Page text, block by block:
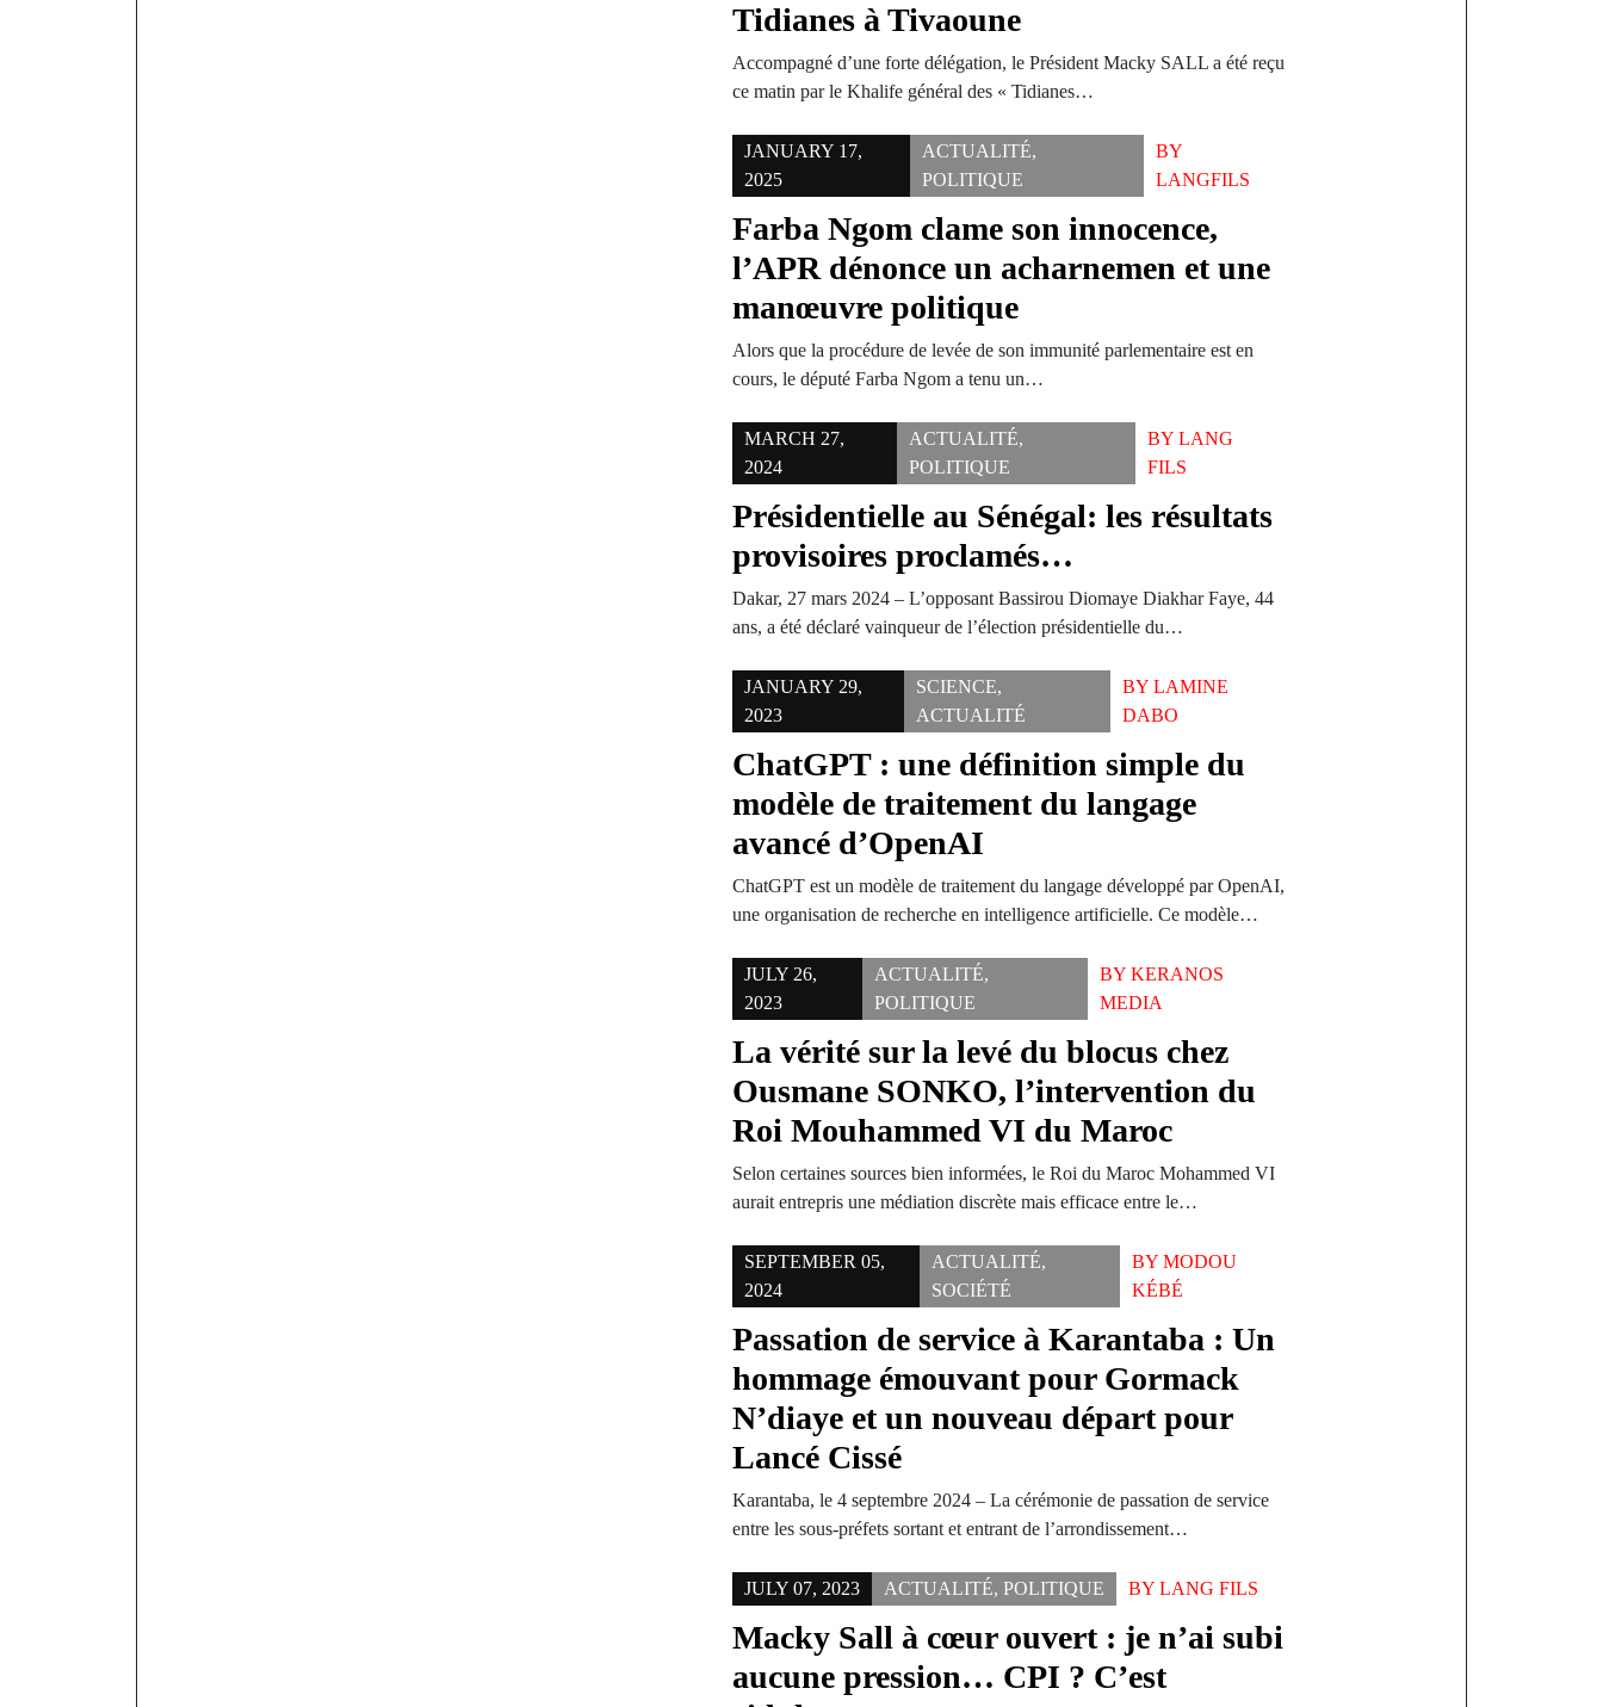
Tidianes à Tivaoune
Accompagné d’une forte délégation, le Président Macky SALL a été reçu
ce matin par le Khalife général des « Tidianes…
JANUARY 17,
2025
ACTUALITÉ,
POLITIQUE
BY
LANGFILS
Farba Ngom clame son innocence,
l’APR dénonce un acharnemen et une
manœuvre politique
Alors que la procédure de levée de son immunité parlementaire est en
cours, le député Farba Ngom a tenu un…
MARCH 27,
2024
ACTUALITÉ,
POLITIQUE
BYLANG
FILS
Présidentielle au Sénégal: les résultats
provisoires proclamés…
Dakar, 27 mars 2024 – L’opposant Bassirou Diomaye Diakhar Faye, 44
ans, a été déclaré vainqueur de l’élection présidentielle du…
JANUARY 29,
2023
SCIENCE,
ACTUALITÉ
BY LAMINE
DABO
ChatGPT : une définition simple du
modèle de traitement du langage
avancé d’OpenAI
ChatGPT est un modèle de traitement du langage développé par OpenAI,
une organisation de recherche en intelligence artificielle. Ce modèle…
JULY 26,
2023
ACTUALITÉ,
POLITIQUE
BY KERANOS
MEDIA
La vérité sur la levé du blocus chez
Ousmane SONKO, l’intervention du
Roi Mouhammed VI du Maroc
Selon certaines sources bien informées, le Roi du Maroc Mohammed VI
aurait entrepris une médiation discrète mais efficace entre le…
SEPTEMBER 05,
2024
ACTUALITÉ,
SOCIÉTÉ
BYMODOU
KÉBÉ
Passation de service à Karantaba : Un
hommage émouvant pour Gormack
N’diaye et un nouveau départ pour
Lancé Cissé
Karantaba, le 4 septembre 2024 – La cérémonie de passation de service
entre les sous-préfets sortant et entrant de l’arrondissement…
JULY 07, 2023 ACTUALITÉ,POLITIQUE BYLANG FILS
Macky Sall à cœur ouvert : je n’ai subi
aucune pression… CPI ? C’est